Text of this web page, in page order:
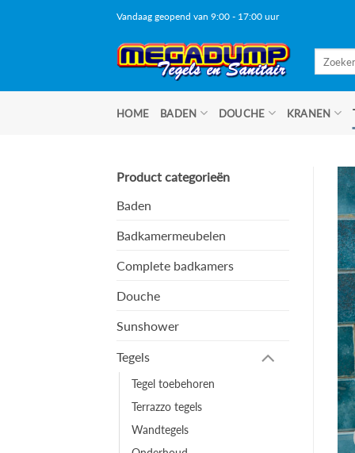
Vandaag geopend van 9:00 - 17:00 uur
HOME BADEN DOUCHE KRANEN
Product categorieën
Baden
Badkamermeubelen
Complete badkamers
Douche
Sunshower
Tegels
Tegel toebehoren
Terrazzo tegels
Wandtegels